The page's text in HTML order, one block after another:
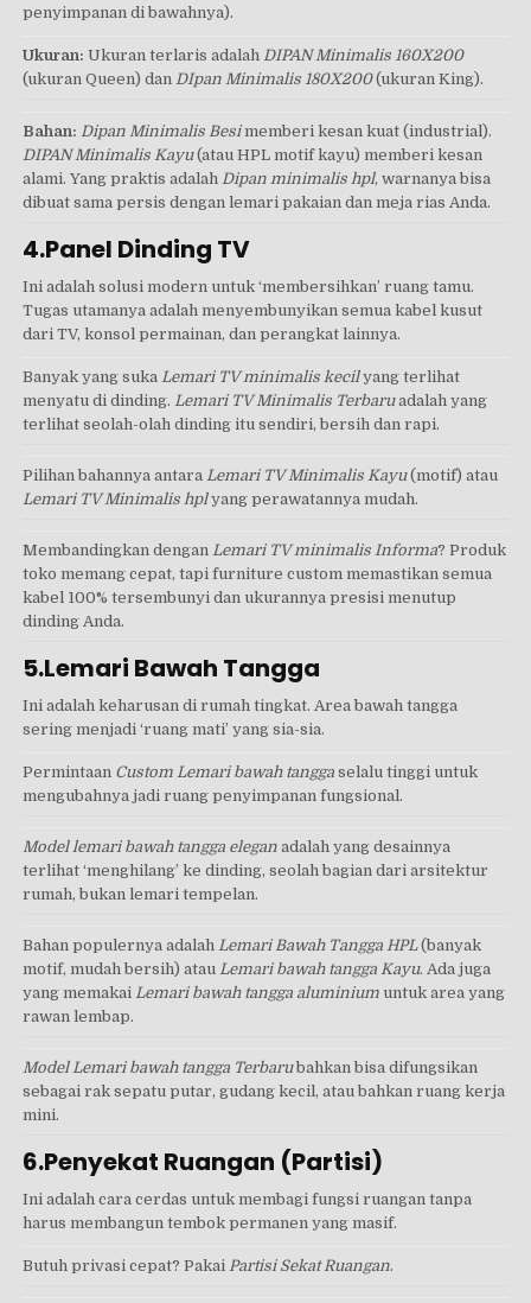
penyimpanan di bawahnya).
Ukuran: Ukuran terlaris adalahDIPAN Minimalis 160X200
(ukuran Queen) danDIpan Minimalis 180X200(ukuran King).
Bahan: Dipan Minimalis Besimemberi kesan kuat (industrial).
DIPAN Minimalis Kayu(atau HPL motif kayu) memberi kesan
alami. Yang praktis adalah Dipan minimalis hpl, warnanya bisa
dibuat sama persis dengan lemari pakaian dan meja rias Anda.
4.Panel Dinding TV
Ini adalah solusi modern untuk ‘membersihkan’ ruang tamu.
Tugas utamanya adalah menyembunyikan semua kabel kusut
dari TV, konsol permainan, dan perangkat lainnya.
Banyak yang suka Lemari TV minimalis kecilyang terlihat
menyatu di dinding. Lemari TV Minimalis Terbaruadalah yang
terlihat seolah-olah dinding itu sendiri, bersih dan rapi.
Pilihan bahannya antara Lemari TV Minimalis Kayu(motif) atau
Lemari TV Minimalis hplyang perawatannya mudah.
Membandingkan dengan Lemari TV minimalis Informa? Produk
toko memang cepat, tapi furniture custom memastikan semua
kabel 100% tersembunyi dan ukurannya presisi menutup
dinding Anda.
5.Lemari Bawah Tangga
Ini adalah keharusan di rumah tingkat. Area bawah tangga
sering menjadi ‘ruang mati’ yang sia-sia.
Permintaan Custom Lemari bawah tangga selalu tinggi untuk
mengubahnya jadi ruang penyimpanan fungsional.
Model lemari bawah tangga elegan adalah yang desainnya
terlihat ‘menghilang’ ke dinding, seolah bagian dari arsitektur
rumah, bukan lemari tempelan.
Bahan populernya adalahLemari Bawah Tangga HPL(banyak
motif, mudah bersih) atauLemari bawah tangga Kayu. Ada juga
yang memakaiLemari bawah tangga aluminium untuk area yang
rawan lembap.
Model Lemari bawah tangga Terbarubahkan bisa difungsikan
sebagai rak sepatu putar, gudang kecil, atau bahkan ruang kerja
mini.
6.Penyekat Ruangan (Partisi)
Ini adalah cara cerdas untuk membagi fungsi ruangan tanpa
harus membangun tembok permanen yang masif.
Butuh privasi cepat? PakaiPartisi Sekat Ruangan.